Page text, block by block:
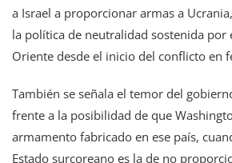
a Israel a proporcionar armas a
la política de neutralidad sostenida por
Oriente desde el inicio del conflicto en
También se señala el temor del
frente a la posibilidad de que
armamento fabricado en ese país,
Estado surcoreano es la de no